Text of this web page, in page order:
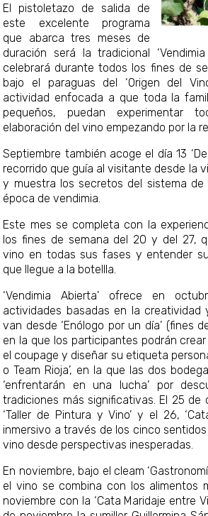
El pistoletazo de salida de
este excelente programa
que abarca tres meses de
duración será la tradicional
celebrará durante todos los fines de
bajo el paraguas del ‘Origen del
actividad enfocada a que toda la
pequeños, puedan experimentar
elaboración del vino empezando por la
Septiembre también acoge el día 13
recorrido que guía al visitante desde la
y muestra los secretos del sistema de
época de vendimia.
Este mes se completa con la
los fines de semana del 20 y del 27,
vino en todas sus fases y entender
que llegue a la botellla.
‘Vendimia Abierta’ ofrece en
actividades basadas en la creatividad
van desde ‘Enólogo por un día’ (fines
en la que los participantes podrán
el coupage y diseñar su etiqueta
o Team Rioja’, en la que las dos
‘enfrentarán en una lucha’ por
tradiciones más significativas. El 25 de
‘Taller de Pintura y Vino’ y el 26,
inmersivo a través de los cinco
vino desde perspectivas inesperadas.
En noviembre, bajo el cleam
el vino se combina con los alimentos
noviembre con la ‘Cata Maridaje entre